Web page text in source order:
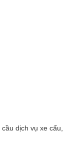
dịch vụ xe cẩu,